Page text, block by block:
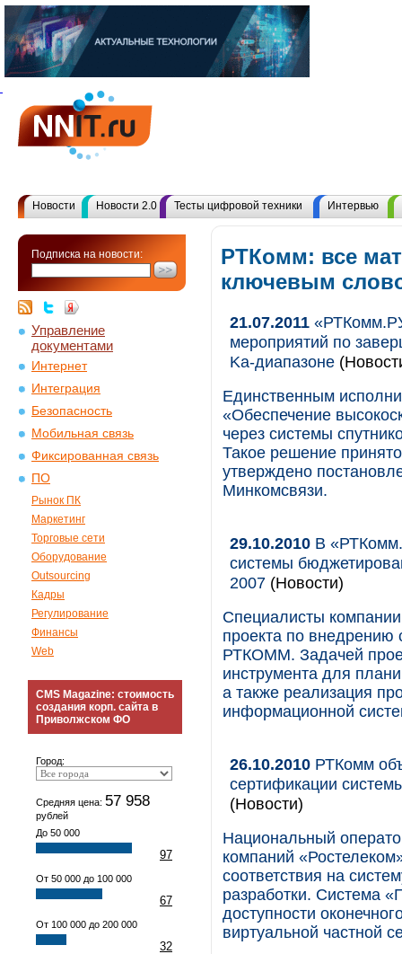
Новости Новости 2.0 Тесты цифровой техники Интервью
Подписка на новости:
Управление
документами
Интернет
Интеграция
Безопасность
Мобильная связь
Фиксированная связь
ПО
Рынок ПК
Маркетинг
Торговые сети
Оборудование
Outsourcing
Кадры
Регулирование
Финансы
Web
CMS Magazine: стоимость
создания корп. сайта в
Приволжском ФО
Город:
Средняя цена: 57 958
рублей
До 50 000
97
От 50 000 до 100 000
67
От 100 000 до 200 000
32
РТКомм: все
ключевым
21.07.2011
мероприятий по
Ka-диапазоне
Единственным
«Обеспечение
через системы
Такое решение
утверждено
Минкомсвязи.
29.10.2010 В
системы
2007 (Новости)
Специалисты
проекта по внедрению
РТКОММ. Задачей
инструмента для
а также реализация
информационной
26.10.2010 РТКомм
сертификации
(Новости)
Национальный
компаний
соответствия на
разработки. Система
доступности
виртуальной частной